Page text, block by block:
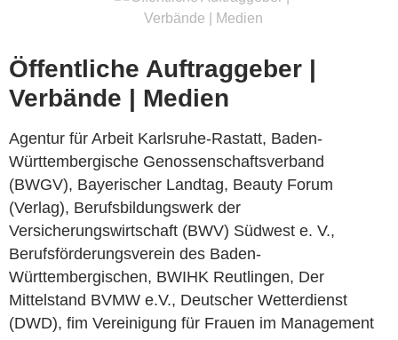
Öffentliche Auftraggeber |
Verbände | Medien
Agentur für Arbeit Karlsruhe-Rastatt, Baden-
Württembergische Genossenschaftsverband
(BWGV), Bayerischer Landtag, Beauty Forum
(Verlag), Berufsbildungswerk der
Versicherungswirtschaft (BWV) Südwest e. V.,
Berufsförderungsverein des Baden-
Württembergischen, BWIHK Reutlingen, Der
Mittelstand BVMW e.V., Deutscher Wetterdienst
(DWD), fim Vereinigung für Frauen im Management